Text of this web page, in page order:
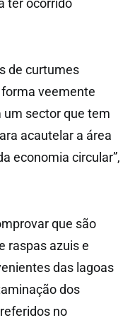
ter ocorrido
de curtumes
veemente
sector que tem
acautelar a área
economia circular”,
que são
raspas azuis e
das lagoas
dos
no